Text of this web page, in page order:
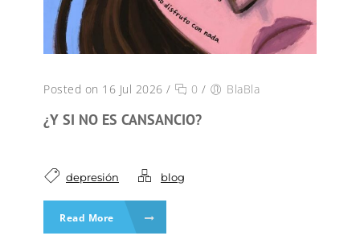
Posted on 16 Jul 2026 / 0 / BlaBla
¿Y SI NO ES CANSANCIO?
depresión blog
Read More